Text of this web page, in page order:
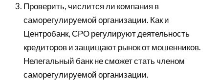
Проверить, числится ли компания в
саморегулируемой организации. Как и
Центробанк, СРО регулируют деятельность
кредиторов и защищают рынок от мошенников.
Нелегальный банк не сможет стать членом
саморегулируемой организации.